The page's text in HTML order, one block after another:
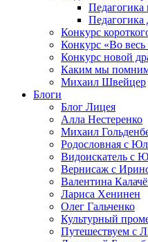
Педагогика
Конкурс
Конкурс «Во весь
Конкурс новой
Каким мы
Михаил Швейцер
Блоги
Блог Лицея
Алла Нестеренко
Михаил
Родословная с
Видоискатель с
Вернисаж с
Валентина
Лариса Хенинен
Олег Гальченко
Культурный
Путешествуем с